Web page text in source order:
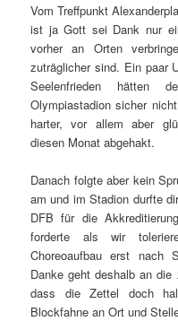
Vom Treffpunkt
ist ja Gott sei Dank nur
vorher an Orten
zuträglicher sind. Ein paar
Seelenfrieden hätten
Olympiastadion sicher
harter, vor allem aber
diesen Monat abgehakt.
Danach folgte aber kein
am und im Stadion durfte
DFB für die
forderte als wir
Choreoaufbau erst nach
Danke geht deshalb an
dass die Zettel doch
Blockfahne an Ort und